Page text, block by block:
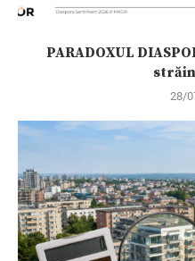
PARADOXUL
28/